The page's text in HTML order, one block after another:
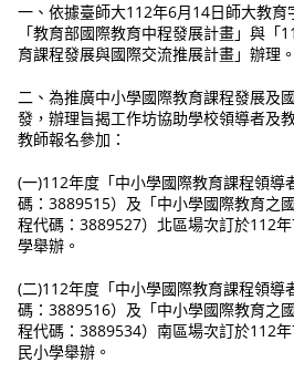
一、依據臺師大112年6月14日師大教育
「教育部國際教育中程發展計畫」與「
育課程發展與國際交流推展計畫」辦理。
二、為推廣中小學國際教育課程發展及
發，辦理旨揭工作坊協助學校領導者及
教師報名參加：
(一)112年度「中小學國際教育課程領導
碼：3889515）及「中小學國際教育之
程代碼：3889527）北區場次訂於112
學舉辦。
(二)112年度「中小學國際教育課程領導
碼：3889516）及「中小學國際教育之
程代碼：3889534）南區場次訂於112
民小學舉辦。